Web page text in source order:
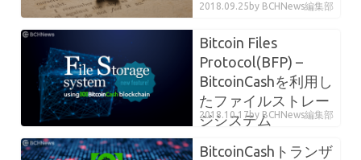
2018.09.25 by BCHNews編集部
Bitcoin Files
Protocol(BFP) –
BitcoinCashを利用し
たファイルストレー
ジシステム
2018.10.17by BCHNews編集部
BitcoinCashトランザ